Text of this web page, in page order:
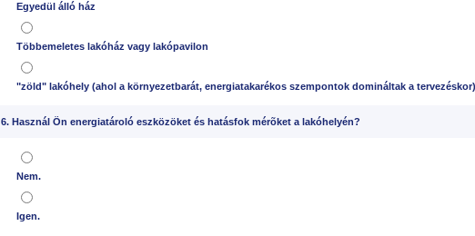
Egyedül álló ház
Többemeletes lakóház vagy lakópavilon
"zöld" lakóhely (ahol a környezetbarát, energiatakarékos szempontok domináltak a tervezéskor)
6. Használ Ön energiatároló eszközöket és hatásfok mérõket a lakóhelyén?
Nem.
Igen.